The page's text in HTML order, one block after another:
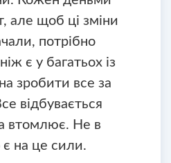
але щоб ці зміни
потрібно
є у багатьох із
зробити все за
відбувається
втомлює. Не в
на це сили.